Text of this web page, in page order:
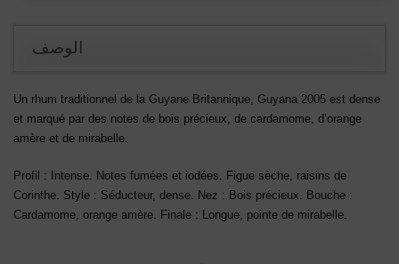
الوصف
Un rhum traditionnel de la Guyane Britannique, Guyana 2005 est dense
et marqué par des notes de bois précieux, de cardamome, d’orange
amère et de mirabelle.
Profil : Intense. Notes fumées et iodées. Figue sèche, raisins de
Corinthe. Style : Séducteur, dense. Nez : Bois précieux. Bouche :
Cardamome, orange amère. Finale : Longue, pointe de mirabelle.